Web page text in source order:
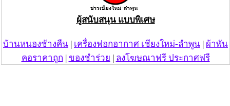
ผู้สนับสนุน แบบพิเศษ
บ้านหนองช้างคืน | เครื่องฟอกอากาศ เชียงใหม่-ลำพูน | ผ้าพัน
คอราคาถูก | ของชำร่วย | ลงโฆษณาฟรี ประกาศฟรี